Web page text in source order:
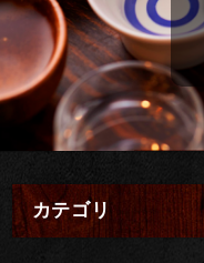
カテゴリ